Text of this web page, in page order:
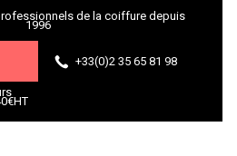
de la coiffure depuis
1996
+33(0)2 35 65 81 98